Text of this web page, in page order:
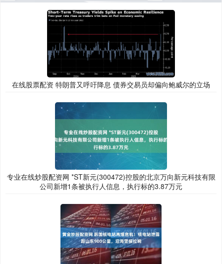
在线股票配资 特朗普又呼吁降息 债券交易员却偏向鲍威尔的立场
专业在线炒股配资网 *ST新元(300472)控股的北京万向新元科技有限
公司新增1条被执行人信息，执行标的3.87万元